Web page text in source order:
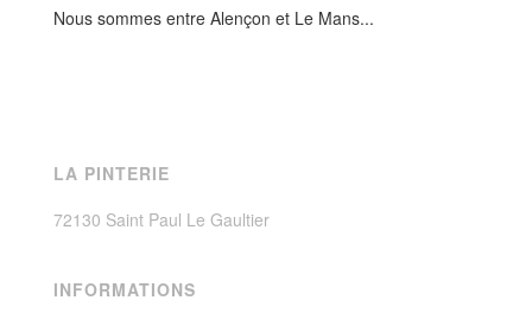
Nous sommes entre Alençon et Le Mans...
LA PINTERIE
72130 Saint Paul Le Gaultier
INFORMATIONS